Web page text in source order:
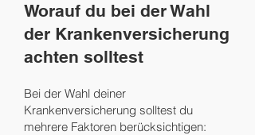
Worauf du bei der Wahl
der Krankenversicherung
achten solltest
Bei der Wahl deiner
Krankenversicherung solltest du
mehrere Faktoren berücksichtigen: